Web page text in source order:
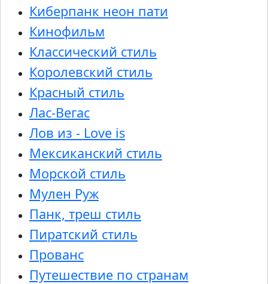
Киберпанк неон пати
Кинофильм
Классический стиль
Королевский стиль
Красный стиль
Лас-Вегас
Лов из - Love is
Мексиканский стиль
Морской стиль
Мулен Руж
Панк, треш стиль
Пиратский стиль
Прованс
Путешествие по странам